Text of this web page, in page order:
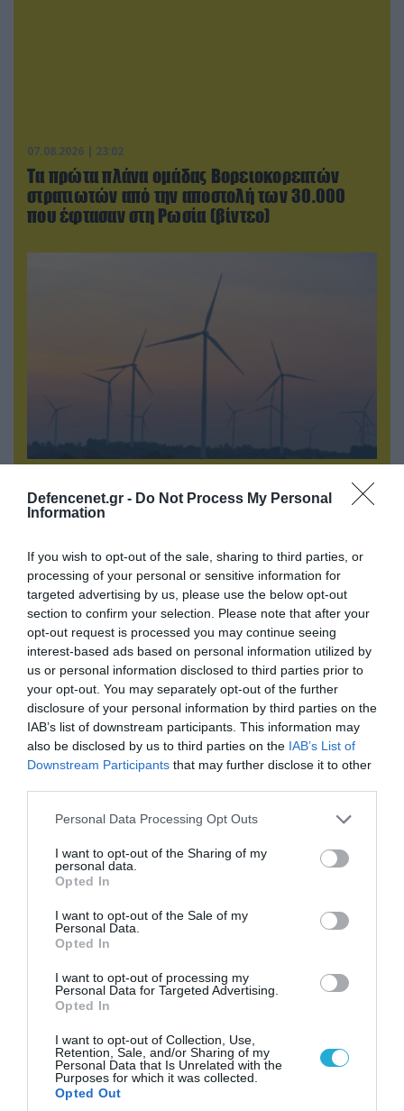
Defencenet.gr - Do Not Process My Personal
Information
If you wish to opt-out of the sale, sharing to third parties, or
processing of your personal or sensitive information for
targeted advertising by us, please use the below opt-out
section to confirm your selection. Please note that after your
opt-out request is processed you may continue seeing
interest-based ads based on personal information utilized by
us or personal information disclosed to third parties prior to
your opt-out. You may separately opt-out of the further
disclosure of your personal information by third parties on the
IAB’s list of downstream participants. This information may
also be disclosed by us to third parties on the IAB’s List of
Downstream Participants that may further disclose it to other
Please note that this website/app uses one or more Google
not limited to your visit or usage behaviour. You may click to
grant or deny consent to Google and its third-party tags to
use your data for below specified purposes in below Google
consent section.
Personal Data Processing Opt Outs
I want to opt-out of the Sharing of my
personal data.
Opted In
I want to opt-out of the Sale of my
Personal Data.
Opted In
I want to opt-out of processing my
Personal Data for Targeted Advertising.
Opted In
I want to opt-out of Collection, Use,
Retention, Sale, and/or Sharing of my
Personal Data that Is Unrelated with the
Purposes for which it was collected.
Opted Out
07.08.2026 | 23:02
Τα πρώτα πλάνα ομάδας Βορειοκορεατών
στρατιωτών από την αποστολή των 30.000
που έφτασαν στη Ρωσία (βίντεο)
Φορτηγό μεταφέρει πτερύγιο
ανεμογεννήτριας αλλά… το δυσκολεύουν τα
08.08.2026 | 14:02
Η Τουρκία πουλάει στην Ουκρανία όλο το
και ΑΤΑCMS